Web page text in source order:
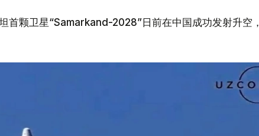
首颗卫星“Samarkand-2028”日前在中国成功发射升空，